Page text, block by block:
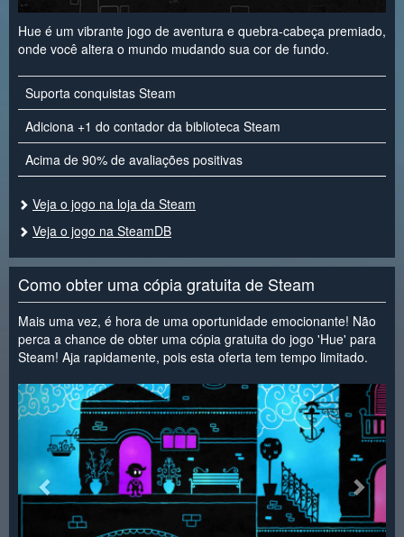
Hue é um vibrante jogo de aventura e quebra-cabeça premiado,
onde você altera o mundo mudando sua cor de fundo.
Suporta conquistas Steam
Adiciona +1 do contador da biblioteca Steam
Acima de 90% de avaliações positivas
Veja o jogo na loja da Steam
Veja o jogo na SteamDB
Como obter uma cópia gratuita de Steam
Mais uma vez, é hora de uma oportunidade emocionante! Não
perca a chance de obter uma cópia gratuita do jogo 'Hue' para
Steam! Aja rapidamente, pois esta oferta tem tempo limitado.
< >